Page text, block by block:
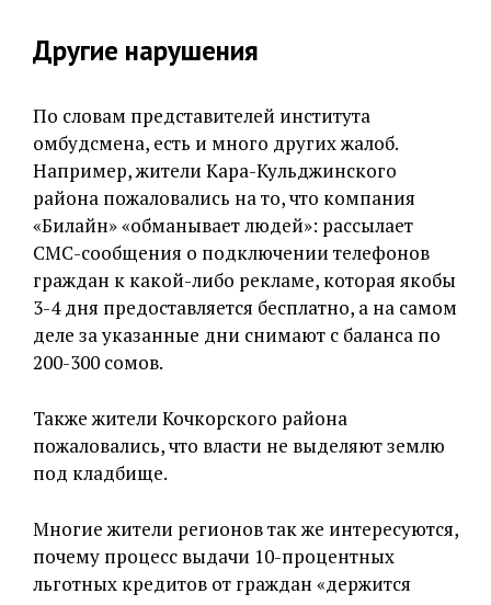
Другие нарушения
По словам представителей института
омбудсмена, есть и много других жалоб.
Например, жители Кара-Кульджинского
района пожаловались на то, что компания
«Билайн» «обманывает людей»: рассылает
СМС-сообщения о подключении телефонов
граждан к какой-либо рекламе, которая якобы
3-4 дня предоставляется бесплатно, а на самом
деле за указанные дни снимают с баланса по
200-300 сомов.
Также жители Кочкорского района
пожаловались, что власти не выделяют землю
под кладбище.
Многие жители регионов так же интересуются,
почему процесс выдачи 10-процентных
льготных кредитов от граждан «держится